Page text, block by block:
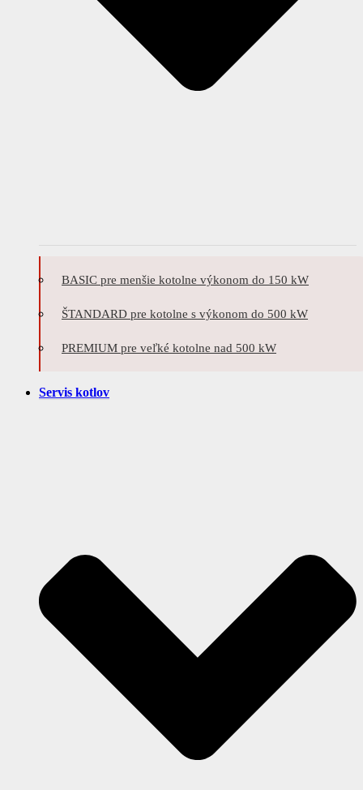
BASIC pre menšie kotolne výkonom do 150 kW
ŠTANDARD pre kotolne s výkonom do 500 kW
PREMIUM pre veľké kotolne nad 500 kW
Servis kotlov